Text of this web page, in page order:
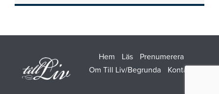
Hem Läs
Prenumerera
Om Till Liv/Begrunda
Kontakt